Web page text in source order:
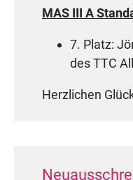
MAS III A
7. Platz:
des TTC
Herzlichen